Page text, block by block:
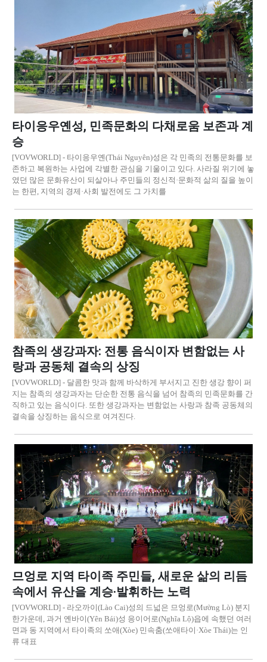
타이응우옌성, 민족문화의 다채로움 보존과 계
승
[VOVWORLD] - 타이응우옌(Thái Nguyên)성은 각 민족의 전통문화를 보
존하고 복원하는 사업에 각별한 관심을 기울이고 있다. 사라질 위기에 놓
였던 많은 문화유산이 되살아나 주민들의 정신적·문화적 삶의 질을 높이
는 한편, 지역의 경제·사회 발전에도 그 가치를
참족의 생강과자: 전통 음식이자 변함없는 사
랑과 공동체 결속의 상징
[VOVWORLD] - 달콤한 맛과 함께 바삭하게 부서지고 진한 생강 향이 퍼
지는 참족의 생강과자는 단순한 전통 음식을 넘어 참족의 민족문화를 간
직하고 있는 음식이다. 또한 생강과자는 변함없는 사랑과 참족 공동체의
결속을 상징하는 음식으로 여겨진다.
므엉로 지역 타이족 주민들, 새로운 삶의 리듬
속에서 유산을 계승·발휘하는 노력
[VOVWORLD] - 라오까이(Lào Cai)성의 드넓은 므엉로(Mường Lò) 분지
한가운데, 과거 옌바이(Yên Bái)성 응이어로(Nghĩa Lộ)읍에 속했던 여러
면과 동 지역에서 타이족의 쏘애(Xòe) 민속춤(쏘애타이·Xòe Thái)는 인
류 대표